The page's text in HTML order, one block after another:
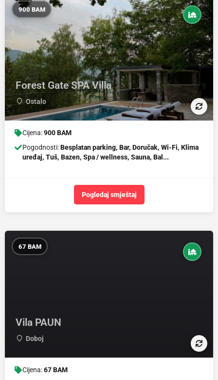
900 BAM
Forest Gate SPA Villa
Ostalo
Cijena:900 BAM
Pogodnosti:Besplatan parking, Bar, Doručak, Wi-Fi, Klima
uređaj, Tuš, Bazen, Spa / wellness, Sauna, Bal...
Pogledaj smještaj
67 BAM
Vila PAUN
Doboj
Cijena:67 BAM